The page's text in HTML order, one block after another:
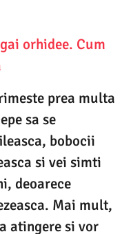
orhidee. Cum
prea multa
sa se
bobocii
si vei simti
deoarece
Mai mult,
atingere si vor